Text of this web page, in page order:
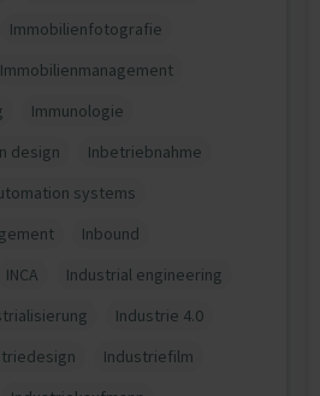
Immobilienfotografie
Immobilienmanagement
Immunologie
design
Inbetriebnahme
systems
Inbound
INCA
Industrial engineering
Industrie 4.0
Industriefilm